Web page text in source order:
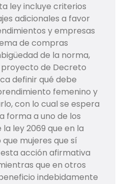
ley incluye criterios
adicionales a favor
y empresas
de compras
de la norma,
de Decreto
definir qué debe
femenino y
con lo cual se espera
forma a uno de los
ley 2069 que en la
mujeres que sí
acción afirmativa
que en otros
indebidamente